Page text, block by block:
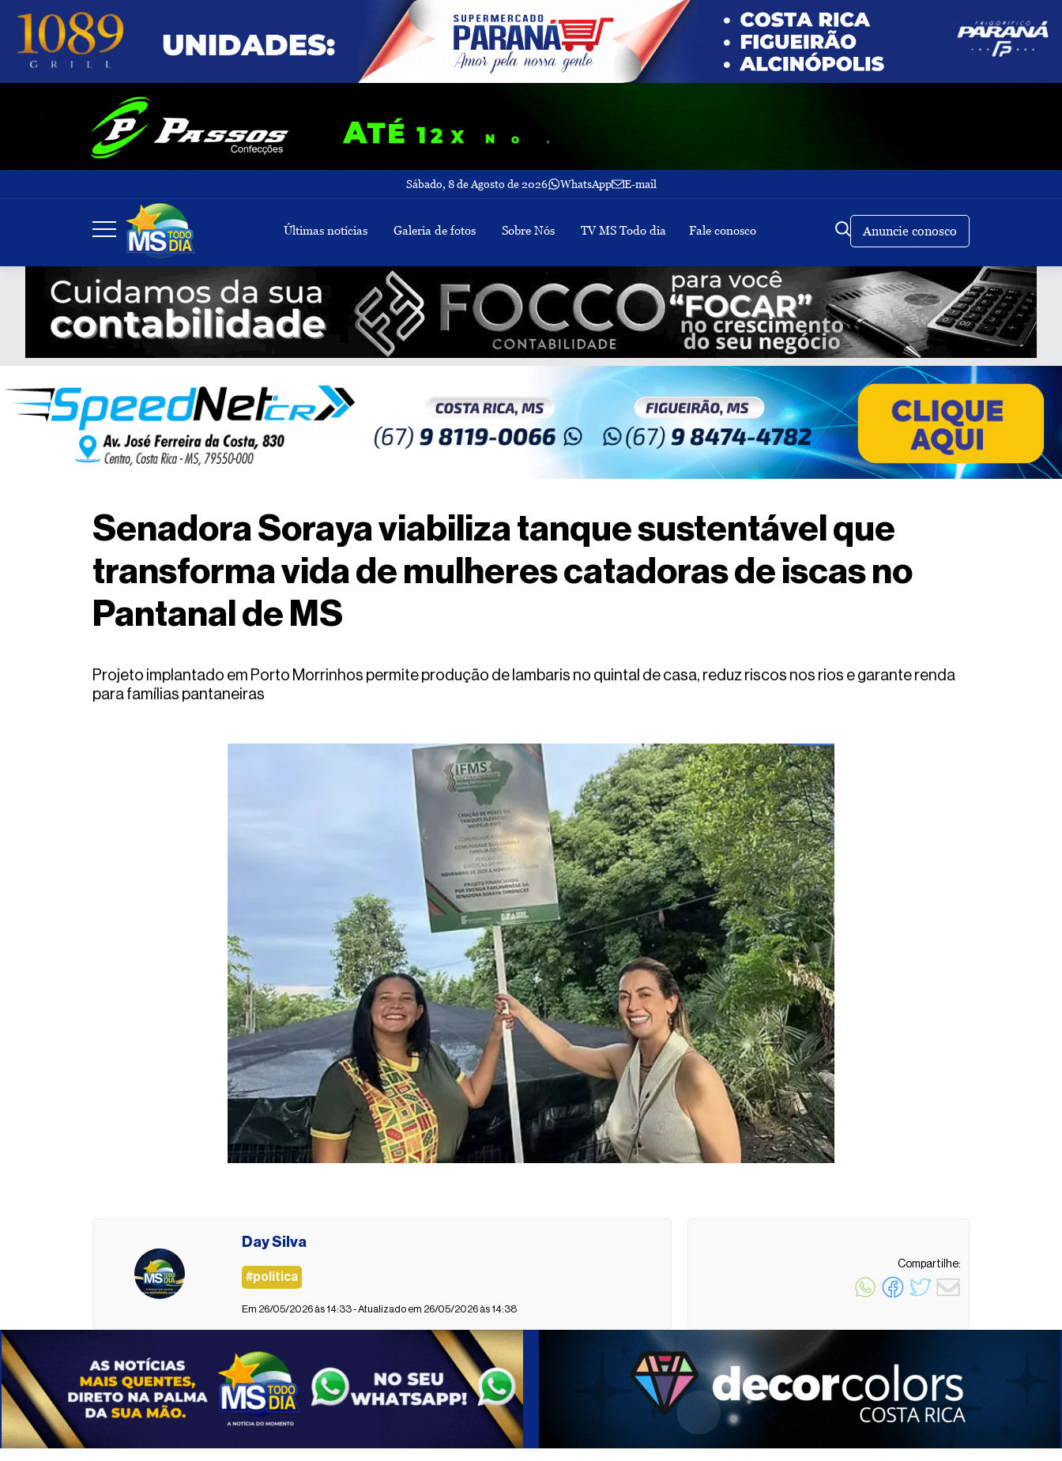
Sábado, 8 de Agosto de 2026 WhatsApp E-mail
Últimas notícias Galeria de fotos Sobre Nós TV MS Todo dia Fale conosco Anuncie conosco
Buscar
Senadora Soraya viabiliza tanque sustentável que
transforma vida de mulheres catadoras de iscas no
Pantanal de MS
Projeto implantado em Porto Morrinhos permite produção de lambaris no quintal de casa, reduz riscos nos rios e garante renda
para famílias pantaneiras
Day Silva
#politica
Em 26/05/2026 às 14:33 - Atualizado em 26/05/2026 às 14:38
Compartilhe: